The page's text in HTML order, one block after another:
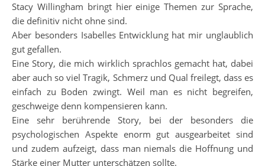
Stacy Willingham bringt hier einige Themen zur Sprache,
die definitiv nicht ohne sind.
Aber besonders Isabelles Entwicklung hat mir unglaublich
gut gefallen.
Eine Story, die mich wirklich sprachlos gemacht hat, dabei
aber auch so viel Tragik, Schmerz und Qual freilegt, dass es
einfach zu Boden zwingt. Weil man es nicht begreifen,
geschweige denn kompensieren kann.
Eine sehr berührende Story, bei der besonders die
psychologischen Aspekte enorm gut ausgearbeitet sind
und zudem aufzeigt, dass man niemals die Hoffnung und
Stärke einer Mutter unterschätzen sollte.